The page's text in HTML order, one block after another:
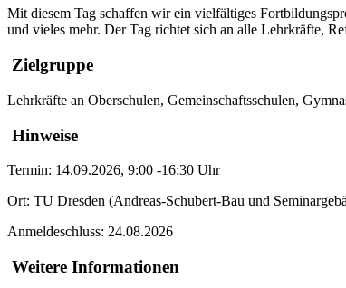
Mit diesem Tag schaffen wir ein vielfältiges
und vieles mehr. Der Tag richtet sich an alle Lehrkräfte,
Zielgruppe
Lehrkräfte an Oberschulen, Gemeinschaftsschulen,
Hinweise
Termin: 14.09.2026, 9:00 -16:30 Uhr
Ort: TU Dresden (Andreas-Schubert-Bau und
Anmeldeschluss: 24.08.2026
Weitere Informationen